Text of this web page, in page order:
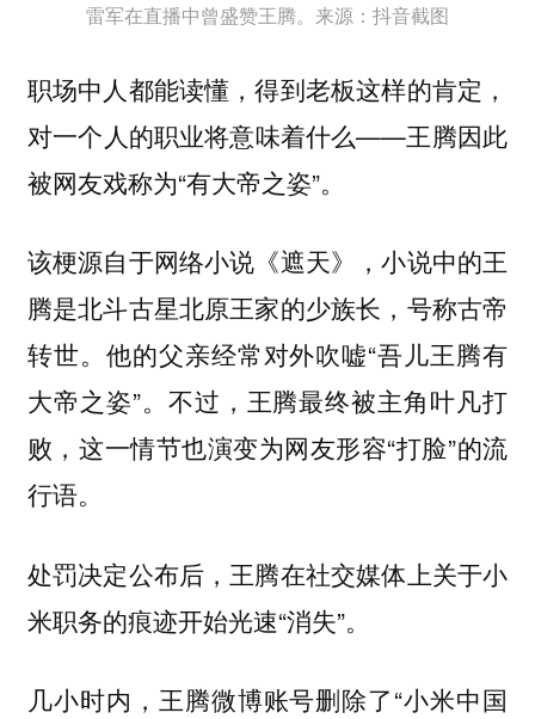
雷军在直播中曾盛赞王腾。来源：抖音截图
职场中人都能读懂，得到老板这样的肯定，
对一个人的职业将意味着什么——王腾因此
被网友戏称为“有大帝之姿”。
该梗源自于网络小说《遮天》，小说中的王
腾是北斗古星北原王家的少族长，号称古帝
转世。他的父亲经常对外吹嘘“吾儿王腾有
大帝之姿”。不过，王腾最终被主角叶凡打
败，这一情节也演变为网友形容“打脸”的流
行语。
处罚决定公布后，王腾在社交媒体上关于小
米职务的痕迹开始光速“消失”。
几小时内，王腾微博账号删除了“小米中国